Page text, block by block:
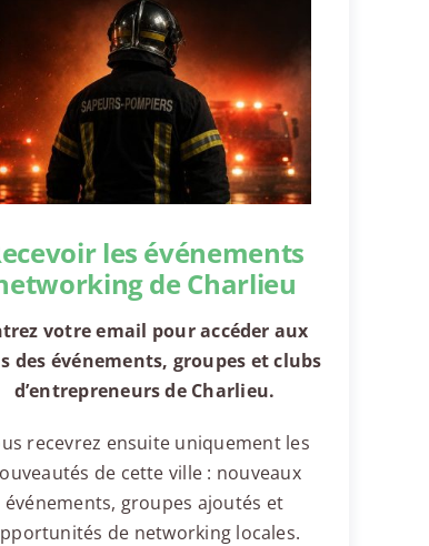
les événements
de Charlieu
votre email pour accéder aux
des événements, groupes et clubs
d’entrepreneurs de Charlieu.
recevrez ensuite uniquement les
de cette ville : nouveaux
événements, groupes ajoutés et
de networking locales.